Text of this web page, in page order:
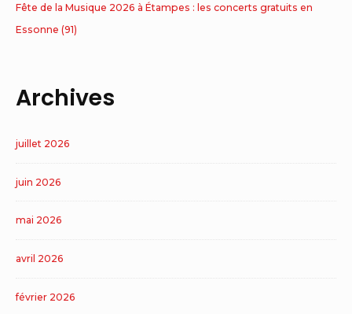
Fête de la Musique 2026 à Étampes : les concerts gratuits en
Essonne (91)
Archives
juillet 2026
juin 2026
mai 2026
avril 2026
février 2026